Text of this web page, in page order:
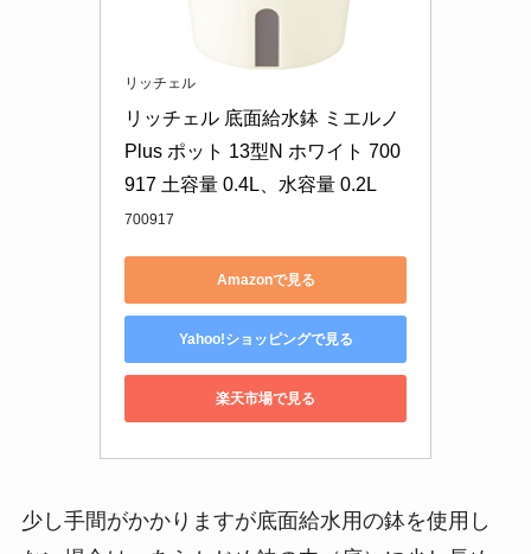
リッチェル
リッチェル 底面給水鉢 ミエルノ
Plus ポット 13型N ホワイト 700
917 土容量 0.4L、水容量 0.2L
700917
Amazonで見る
Yahoo!ショッピングで見る
楽天市場で見る
少し手間がかかりますが底面給水用の鉢を使用し